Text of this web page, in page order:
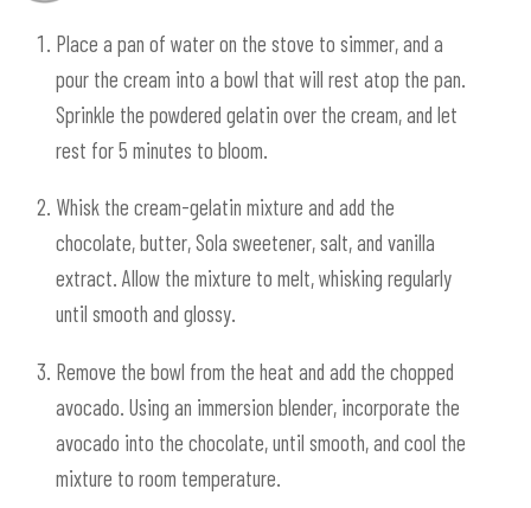
Place a pan of water on the stove to simmer, and a
pour the cream into a bowl that will rest atop the pan.
Sprinkle the powdered gelatin over the cream, and let
rest for 5 minutes to bloom.
Whisk the cream-gelatin mixture and add the
chocolate, butter, Sola sweetener, salt, and vanilla
extract. Allow the mixture to melt, whisking regularly
until smooth and glossy.
Remove the bowl from the heat and add the chopped
avocado. Using an immersion blender, incorporate the
avocado into the chocolate, until smooth, and cool the
mixture to room temperature.